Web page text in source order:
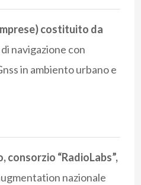
costituito da
navigazione con
in ambiento urbano e
“RadioLabs”,
nazionale